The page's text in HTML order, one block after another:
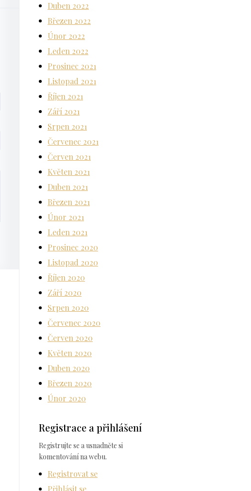
Duben 2022
Březen 2022
Únor 2022
Leden 2022
Prosinec 2021
Listopad 2021
Říjen 2021
Září 2021
Srpen 2021
Červenec 2021
Červen 2021
Květen 2021
Duben 2021
Březen 2021
Únor 2021
Leden 2021
Prosinec 2020
Listopad 2020
Říjen 2020
Září 2020
Srpen 2020
Červenec 2020
Červen 2020
Květen 2020
Duben 2020
Březen 2020
Únor 2020
Registrace a přihlášení
Registrujte se a usnadněte si
komentování na webu.
Registrovat se
Přihlásit se